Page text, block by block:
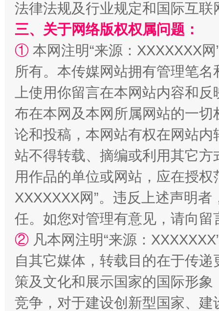
站台名比不上好声名
招工难、用工荒背后
法律法规及行业规定和国际互
三、关于网络版权权属问题：
① 本网注明“来源：XXXXXXX
所有。本传媒网站拥有管理笔
上使用你留言在本网站内容和
布在本网及本网所属网站的一
论和投稿，本网站有权在网站
站不得转载、摘编或利用其它
用作品的单位或网站，应在授
XXXXXXX网”。违反上述声明
任。如您对管理有意见，请向
② 凡本网注明“来源：
自其它媒体，转载目的在于传
策及文化和展示国家的国际形
竞争，对于建设创新型国家、